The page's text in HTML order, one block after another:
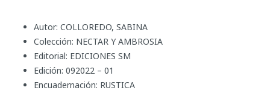
Autor: COLLOREDO, SABINA
Colección: NECTAR Y AMBROSIA
Editorial: EDICIONES SM
Edición: 092022 – 01
Encuadernación: RUSTICA